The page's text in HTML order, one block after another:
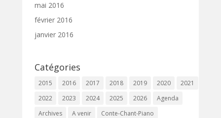
mai 2016
février 2016
janvier 2016
Catégories
2015 2016 2017 2018 2019 2020
2021
2022
2023 2024 2025 2026
Agenda
Archives
A venir
Conte-Chant-Piano